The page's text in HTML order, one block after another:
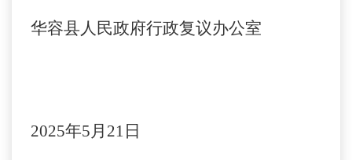
华容县人民政府行政复议办公室
2025年5月 21 日